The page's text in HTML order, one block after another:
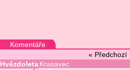
Komentáře
«
HvězdoletaKrasavec